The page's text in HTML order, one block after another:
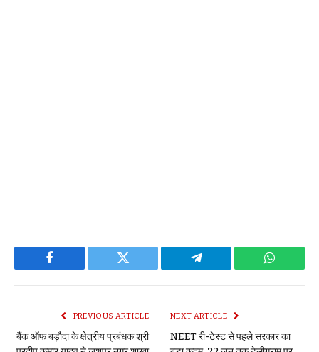
Facebook Twitter Telegram
PREVIOUS ARTICLE
बैंक ऑफ बड़ौदा के क्षेत्रीय प्रबंधक श्री
NEXT ARTICLE
NEET री-टेस्ट से पहले सरकार का